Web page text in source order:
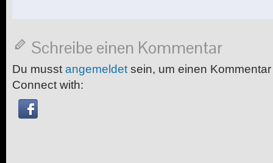
Schreibe einen Kommentar
Du musst angemeldet sein, um einen
Connect with: